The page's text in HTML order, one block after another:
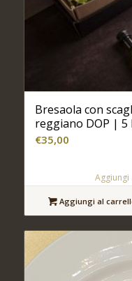
Bresaola con
reggiano DOP | 5
€35,00
Aggiungi
Aggiungi al